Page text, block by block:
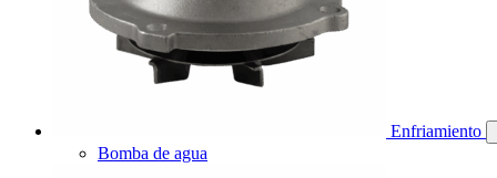
Enfriamiento
Bomba de agua